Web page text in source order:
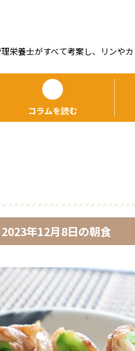
栄養⼠がすべて考案し、リンや
コラムを読む
2023年12月8日の朝食